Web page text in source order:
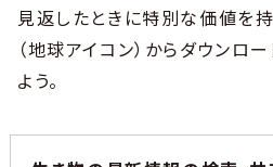
見返したときに特別な価値を
（地球アイコン）からダウンロ
よう。